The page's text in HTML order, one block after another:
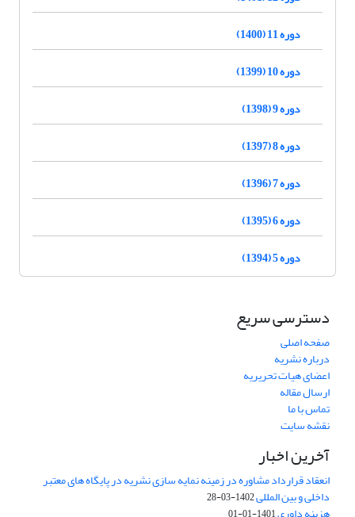
دوره 11 (1400)
دوره 10 (1399)
دوره 9 (1398)
دوره 8 (1397)
دوره 7 (1396)
دوره 6 (1395)
دوره 5 (1394)
دسترسی سریع
صفحه اصلی
درباره نشریه
اعضای هیات تحریریه
ارسال مقاله
تماس با ما
نقشه سایت
آخرین اخبار
انعقاد قرارداد مشاوره در زمینه نمایه سازی نشریه در پایگاه های معتبر
داخلی و بین المللی1402-03-28